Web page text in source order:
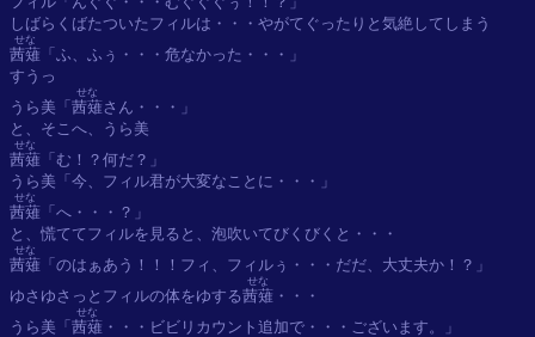
茜薙
せな
「ふ、ふぅ・・・危なかった・・・」
すうっ
うら美「 茜薙
せな
さん・・・」
茜薙
せな
「む！？何だ？」
茜薙
せな
「へ・・・？」
茜薙
せな
「のはぁあう！！！フィ、フィルぅ・・・だだ、大丈夫か！？」
ゆさゆさっとフィルの体をゆする茜薙
せな
・・・
うら美「 茜薙
せな
・・・ビビリカウント追加で・・・ございます。」